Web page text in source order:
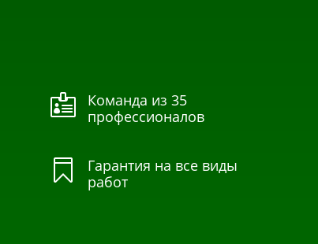

Команда из 35
профессионалов

Гарантия на все виды
работ